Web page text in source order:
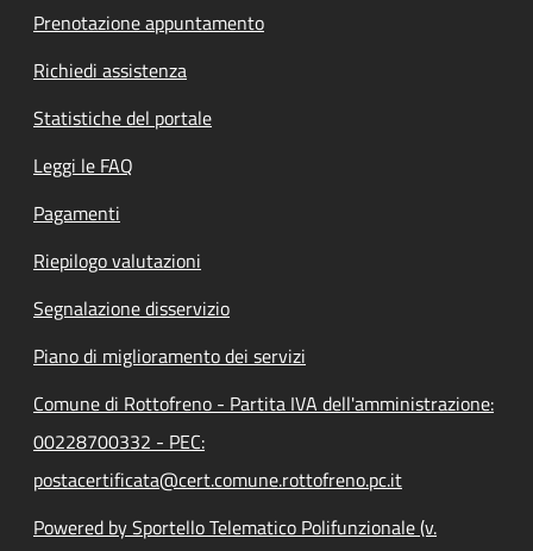
Prenotazione appuntamento
Richiedi assistenza
Statistiche del portale
Leggi le FAQ
Pagamenti
Riepilogo valutazioni
Segnalazione disservizio
Piano di miglioramento dei servizi
Comune di Rottofreno - Partita IVA dell'amministrazione:
00228700332 - PEC:
postacertificata@cert.comune.rottofreno.pc.it
Powered by Sportello Telematico Polifunzionale (v.